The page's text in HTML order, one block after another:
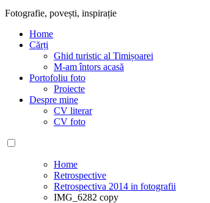
Fotografie, povești, inspirație
Home
Cărți
Ghid turistic al Timișoarei
M-am întors acasă
Portofoliu foto
Proiecte
Despre mine
CV literar
CV foto
Home
Retrospective
Retrospectiva 2014 in fotografii
IMG_6282 copy